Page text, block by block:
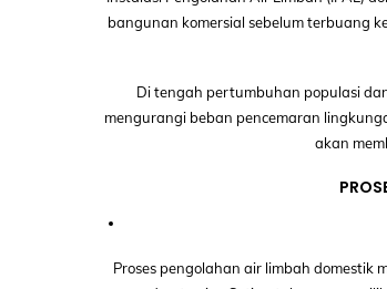
bangunan komersial sebelum terbuang
Di tengah pertumbuhan populasi
mengurangi beban pencemaran
akan
Proses pengolahan air limbah domestik